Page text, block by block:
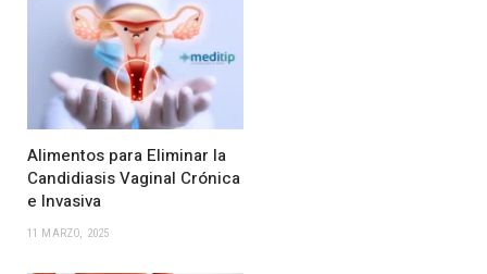
Alimentos para Eliminar la
Candidiasis Vaginal Crónica
e Invasiva
11 MARZO, 2025